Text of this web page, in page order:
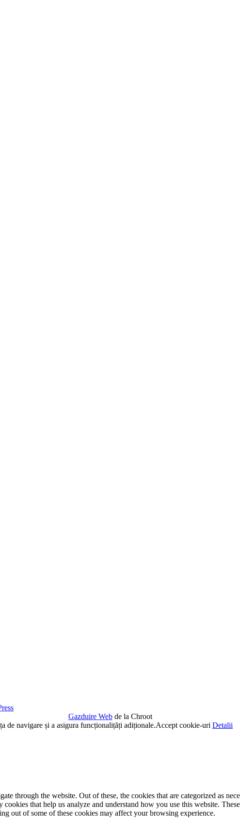
Gazduire Webde la Chroot
de navigare și a asigura funcționalițăți adiționale.Accept cookie-uri Detalii
through the website. Out of these, the cookies that are categorized as
that help us analyze and understand how you use this website.
out of some of these cookies may affect your browsing experience.